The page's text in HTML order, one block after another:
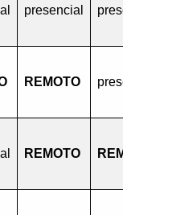
presencial presencial
REMOTO presencial
REMOTO REMOTO